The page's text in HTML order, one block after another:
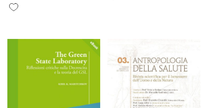
Aggiungi alla lista desideri